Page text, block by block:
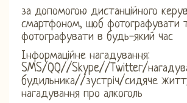
за допомогою дистанційного
смартфоном, щоб фотографувати
фотографувати в будь-який час
Інформаційне нагадування:
SMS/QQ//Skype//Twitter/
будильника//зустріч/сидяче
нагадування про алкоголь